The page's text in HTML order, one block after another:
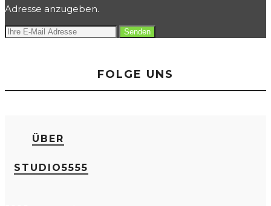
Adresse anzugeben.
FOLGE UNS
ÜBER
STUDIO5555